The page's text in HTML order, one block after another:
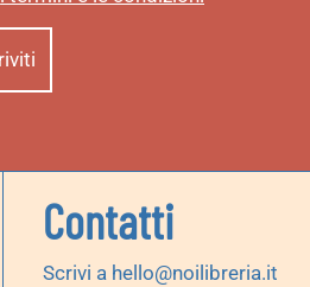
Contatti
Scrivi a hello@noilibreria.it